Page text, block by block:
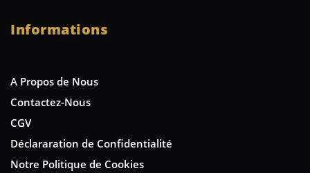
Informations
A Propos de Nous
Contactez-Nous
CGV
Déclararation de Confidentialité
Notre Politique de Cookies